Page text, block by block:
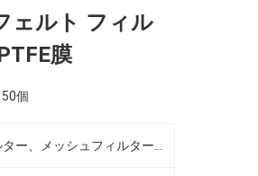
ェルト フィル
膜
50個